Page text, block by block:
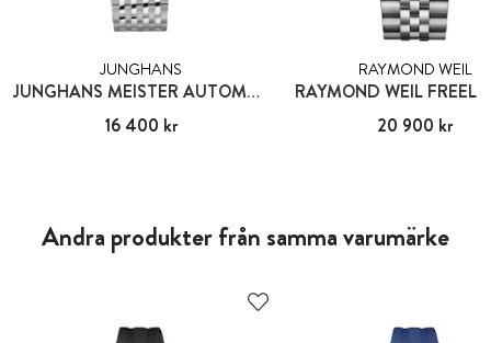
JUNGHANS
JUNGHANS MEISTER AUTOMATIC
Pris: 16 400 kr
16 400 kr
RAYMOND WEIL
RAYMOND WEIL
Pris:20 900 kr
20 900 kr
Andra produkter från samma varumärke